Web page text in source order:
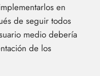
en
de seguir todos
medio debería
de los